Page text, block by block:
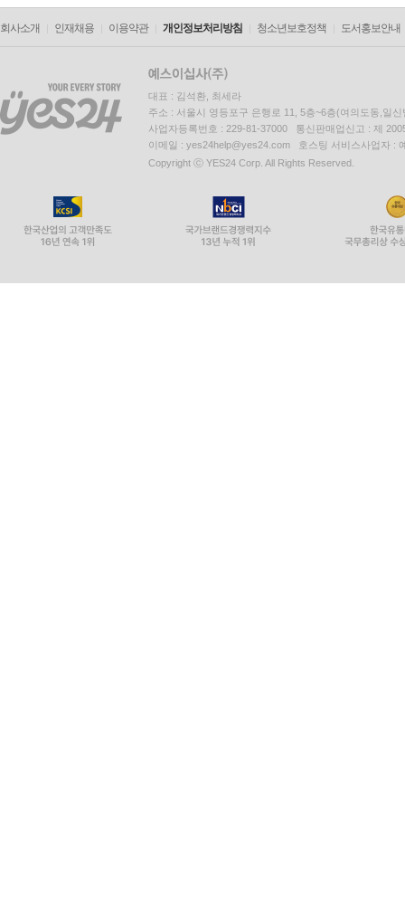
회사소개 인재채용 이용약관 개인정보처리방침 청소년보호정책 도서홍보안내
대표 : 김석환, 최세라
주소 : 서울시 영등포구 은행로 11, 5층~6층(여의도동,일신
사업자등록번호 : 229-81-37000 통신판매업신고 : 제
이메일 : yes24help@yes24.com 호스팅 서비스사업자 :
Copyright ⓒ YES24 Corp. All Rights Reserved.